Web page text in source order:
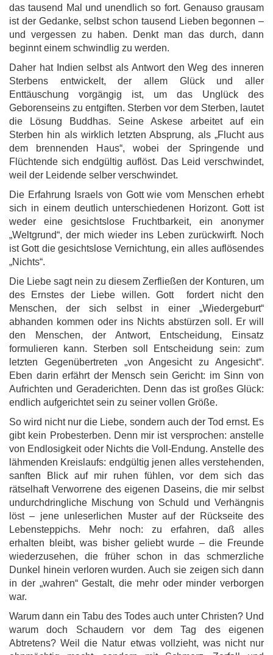
das tausend Mal und unendlich so fort. Genauso grausam
ist der Gedanke, selbst schon tausend Lieben begonnen –
und vergessen zu haben. Denkt man das durch, dann
beginnt einem schwindlig zu werden.
Daher hat Indien selbst als Antwort den Weg des inneren
Sterbens entwickelt, der allem Glück und aller
Enttäuschung vorgängig ist, um das Unglück des
Geborenseins zu entgiften. Sterben vor dem Sterben, lautet
die Lösung Buddhas. Seine Askese arbeitet auf ein
Sterben hin als wirklich letzten Absprung, als „Flucht aus
dem brennenden Haus“, wobei der Springende und
Flüchtende sich endgültig auflöst. Das Leid verschwindet,
weil der Leidende selber verschwindet.
Die Erfahrung Israels von Gott wie vom Menschen erhebt
sich in einem deutlich unterschiedenen Horizont. Gott ist
weder eine gesichtslose Fruchtbarkeit, ein anonymer
„Weltgrund“, der mich wieder ins Leben zurückwirft. Noch
ist Gott die gesichtslose Vernichtung, ein alles auflösendes
„Nichts“.
Die Liebe sagt nein zu diesem Zerfließen der Konturen, um
des Ernstes der Liebe willen. Gott fordert nicht den
Menschen, der sich selbst in einer „Wiedergeburt“
abhanden kommen oder ins Nichts abstürzen soll. Er will
den Menschen, der Antwort, Entscheidung, Einsatz
formulieren kann. Sterben soll Entscheidung sein: zum
letzten Gegenübertreten „von Angesicht zu Angesicht“.
Eben darin erfährt der Mensch sein Gericht: im Sinn von
Aufrichten und Geraderichten. Denn das ist großes Glück:
endlich aufgerichtet sein zu seiner vollen Größe.
So wird nicht nur die Liebe, sondern auch der Tod ernst. Es
gibt kein Probesterben. Denn mir ist versprochen: anstelle
von Endlosigkeit oder Nichts die Voll-Endung. Anstelle des
lähmenden Kreislaufs: endgültig jenen alles verstehenden,
sanften Blick auf mir ruhen fühlen, vor dem sich das
rätselhaft Verworrene des eigenen Daseins, die mir selbst
undurchdringliche Mischung von Schuld und Verhängnis
löst – jene unleserlichen Muster auf der Rückseite des
Lebensteppichs. Mehr noch: zu erfahren, daß alles
erhalten bleibt, was bisher geliebt wurde – die Freunde
wiederzusehen, die früher schon in das schmerzliche
Dunkel hinein verloren wurden. Auch sie zeigen sich dann
in der „wahren“ Gestalt, die mehr oder minder verborgen
war.
Warum dann ein Tabu des Todes auch unter Christen? Und
warum doch Schaudern vor dem Tag des eigenen
Abtretens? Weil die Natur etwas vollzieht, was nicht nur